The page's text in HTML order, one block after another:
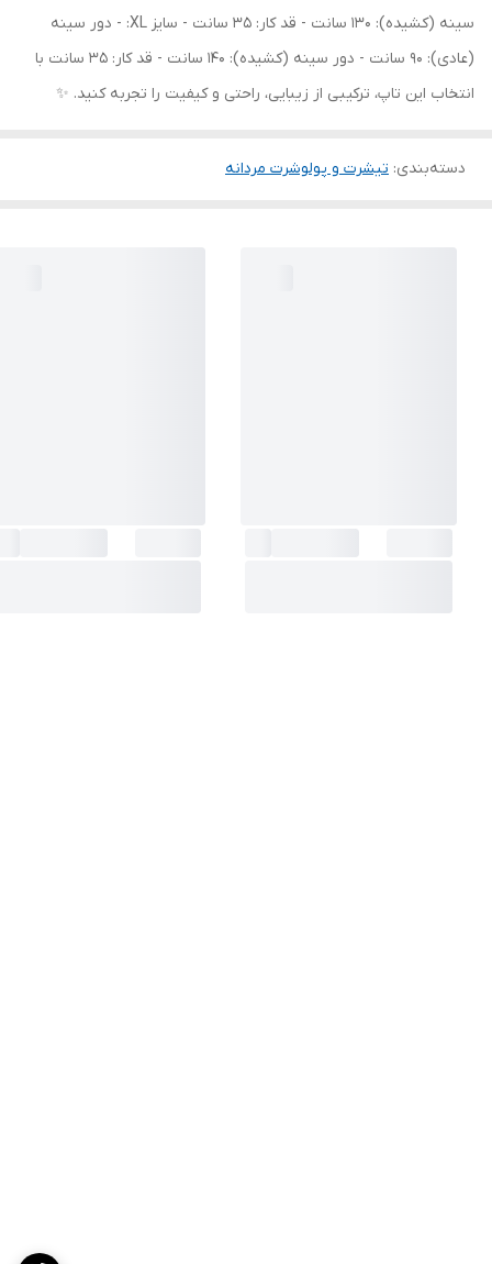
سینه (کشیده): 130 سانت - قد کار: 35 سانت - سایز XL: - دور سینه
(عادی): 90 سانت - دور سینه (کشیده): 140 سانت - قد کار: 35 سانت با
انتخاب این تاپ، ترکیبی از زیبایی، راحتی و کیفیت را تجربه کنید. ✨
دسته‌بندی: تیشرت و پولوشرت مردانه